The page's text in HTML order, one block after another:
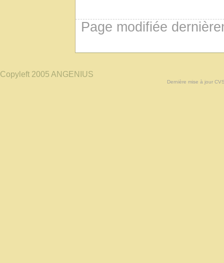
Page modifiée
Copyleft 2005 ANGENIUS
Dernière mise à jour